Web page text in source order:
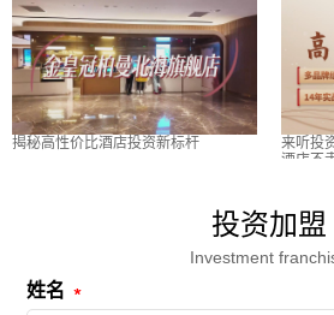
揭秘高性价比酒店投资新标杆
来听投
酒店不
投资加盟
Investment
姓名